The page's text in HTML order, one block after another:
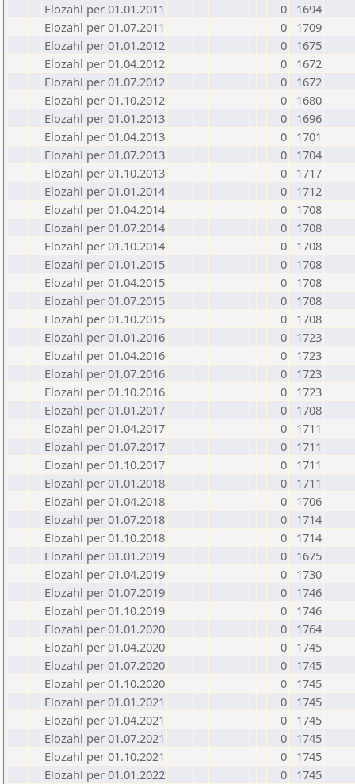
Elozahl per 01.01.2011
0
1694
Elozahl per 01.07.2011
0
1709
Elozahl per 01.01.2012
0
1675
Elozahl per 01.04.2012
0
1672
Elozahl per 01.07.2012
0
1672
Elozahl per 01.10.2012
0
1680
Elozahl per 01.01.2013
0
1696
Elozahl per 01.04.2013
0
1701
Elozahl per 01.07.2013
0
1704
Elozahl per 01.10.2013
0
1717
Elozahl per 01.01.2014
0
1712
Elozahl per 01.04.2014
0
1708
Elozahl per 01.07.2014
0
1708
Elozahl per 01.10.2014
0
1708
Elozahl per 01.01.2015
0
1708
Elozahl per 01.04.2015
0
1708
Elozahl per 01.07.2015
0
1708
Elozahl per 01.10.2015
0
1708
Elozahl per 01.01.2016
0
1723
Elozahl per 01.04.2016
0
1723
Elozahl per 01.07.2016
0
1723
Elozahl per 01.10.2016
0
1723
Elozahl per 01.01.2017
0
1708
Elozahl per 01.04.2017
0
1711
Elozahl per 01.07.2017
0
1711
Elozahl per 01.10.2017
0
1711
Elozahl per 01.01.2018
0
1711
Elozahl per 01.04.2018
0
1706
Elozahl per 01.07.2018
0
1714
Elozahl per 01.10.2018
0
1714
Elozahl per 01.01.2019
0
1675
Elozahl per 01.04.2019
0
1730
Elozahl per 01.07.2019
0
1746
Elozahl per 01.10.2019
0
1746
Elozahl per 01.01.2020
0
1764
Elozahl per 01.04.2020
0
1745
Elozahl per 01.07.2020
0
1745
Elozahl per 01.10.2020
0
1745
Elozahl per 01.01.2021
0
1745
Elozahl per 01.04.2021
0
1745
Elozahl per 01.07.2021
0
1745
Elozahl per 01.10.2021
0
1745
Elozahl per 01.01.2022
0
1745